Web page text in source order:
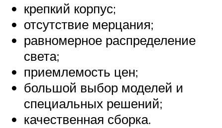
крепкий корпус;
отсутствие мерцания;
равномерное распределение
света;
приемлемость цен;
большой выбор моделей и
специальных решений;
качественная сборка.